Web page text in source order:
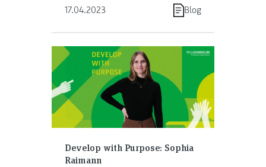
17.04.2023
Blog
Develop with Purpose: Sophia
Raimann